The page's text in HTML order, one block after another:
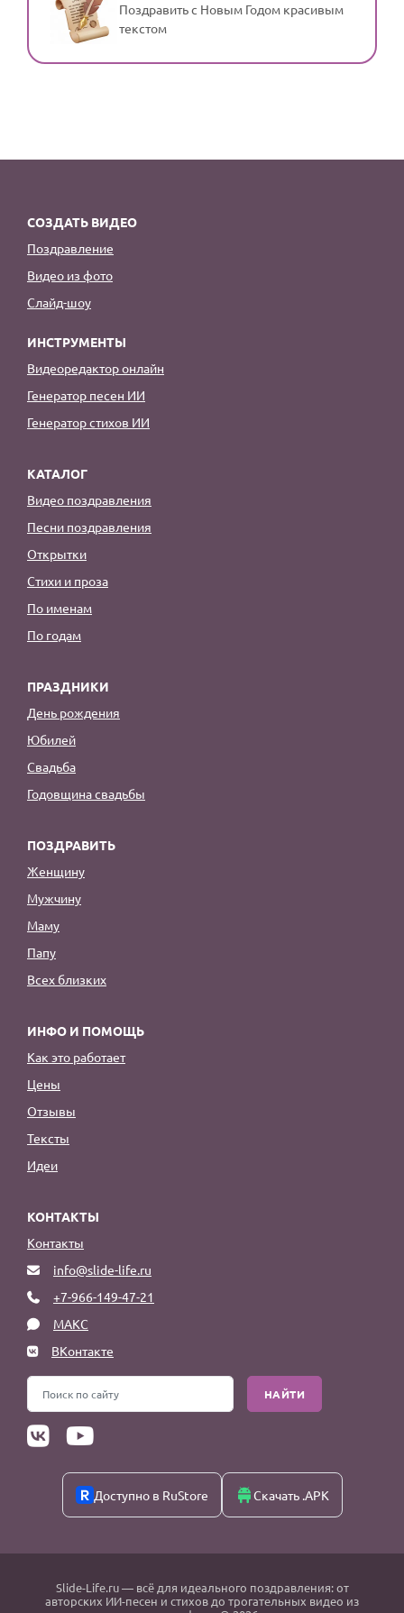
Поздравить с Новым Годом красивым
текстом
СОЗДАТЬ ВИДЕО
Поздравление
Видео из фото
Слайд-шоу
ИНСТРУМЕНТЫ
Видеоредактор онлайн
Генератор песен ИИ
Генератор стихов ИИ
КАТАЛОГ
Видео поздравления
Песни поздравления
Открытки
Стихи и проза
По именам
По годам
ПРАЗДНИКИ
День рождения
Юбилей
Свадьба
Годовщина свадьбы
ПОЗДРАВИТЬ
Женщину
Мужчину
Маму
Папу
Всех близких
ИНФО И ПОМОЩЬ
Как это работает
Цены
Отзывы
Тексты
Идеи
КОНТАКТЫ
Контакты
info@slide-life.ru
+7-966-149-47-21
МАКС
ВКонтакте
НАЙТИ
Доступно в RuStore Скачать .APK
Slide-Life.ru— всё для идеального поздравления: от
авторских ИИ-песен и стихов до трогательных видео из